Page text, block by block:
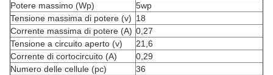
Potere massimo (Wp)
5wp
Tensione massima di potere (v) 18
Corrente massima di potere (A) 0,27
Tensione a circuito aperto (v)
21,6
Corrente di cortocircuito (A)
0,29
Numero delle cellule (pc)
36